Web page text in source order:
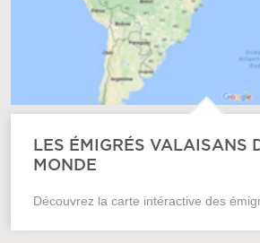
LES ÉMIGRÉS VALAISANS
MONDE
Découvrez la carte intéractive des